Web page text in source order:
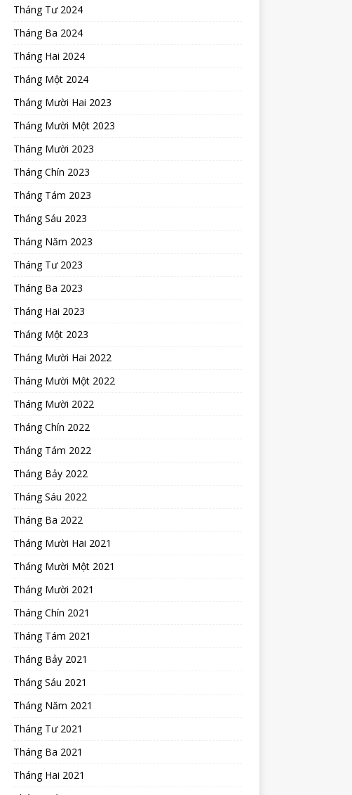
Tháng Tư 2024
Tháng Ba 2024
Tháng Hai 2024
Tháng Một 2024
Tháng Mười Hai 2023
Tháng Mười Một 2023
Tháng Mười 2023
Tháng Chín 2023
Tháng Tám 2023
Tháng Sáu 2023
Tháng Năm 2023
Tháng Tư 2023
Tháng Ba 2023
Tháng Hai 2023
Tháng Một 2023
Tháng Mười Hai 2022
Tháng Mười Một 2022
Tháng Mười 2022
Tháng Chín 2022
Tháng Tám 2022
Tháng Bảy 2022
Tháng Sáu 2022
Tháng Ba 2022
Tháng Mười Hai 2021
Tháng Mười Một 2021
Tháng Mười 2021
Tháng Chín 2021
Tháng Tám 2021
Tháng Bảy 2021
Tháng Sáu 2021
Tháng Năm 2021
Tháng Tư 2021
Tháng Ba 2021
Tháng Hai 2021